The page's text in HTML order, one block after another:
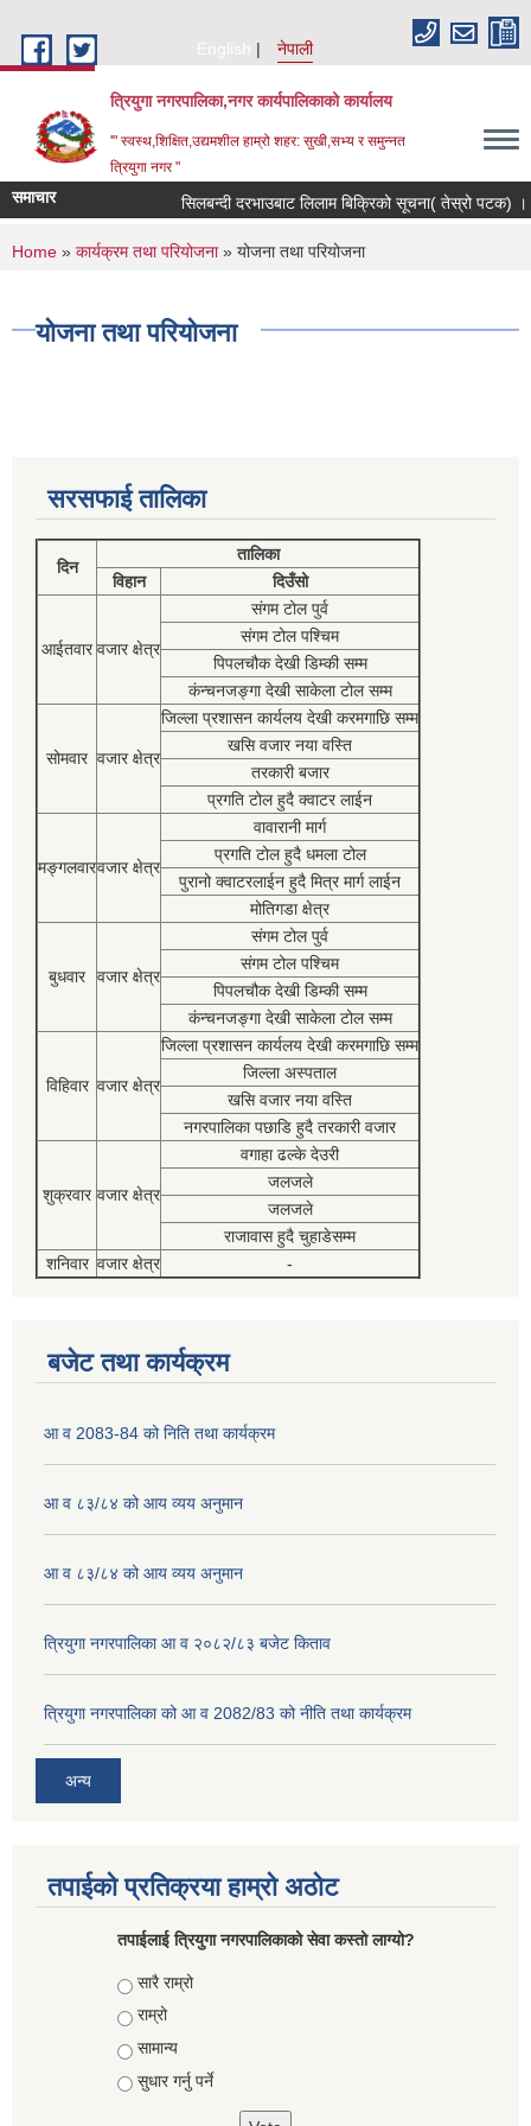
English
नेपाली
त्रियुगा नगरपालिका,नगर कार्यपालिकाको कार्यालय
'" स्वस्थ,शिक्षित,उद्यमशील हाम्रो शहर: सुखी,सभ्य र समुन्नत
त्रियुगा नगर "
समाचार सिलबन्दी दरभाउबाट लिलाम बिक्रिको सूचना( तेस्रो पटक) ।
You are here
Home » कार्यक्रम तथा परियोजना» योजना तथा परियोजना
योजना तथा परियोजना
सरसफाई तालिका
दिन
तालिका
विहान
दिउँसो
आईतवार वजार क्षेत्र
संगम टोल पुर्व
संगम टोल पश्चिम
पिपलचौक देखी डिम्की सम्म
कंन्चनजङ्गा देखी साकेला टोल सम्म
सोमवार वजार क्षेत्र
जिल्ला प्रशासन कार्यलय देखी करमगाछि सम्म
खसि वजार नया वस्ति
तरकारी बजार
प्रगति टोल हुदै क्वाटर लाईन
मङ्गलवारवजार क्षेत्र
वावारानी मार्ग
प्रगति टोल हुदै धमला टोल
पुरानो क्वाटरलाईन हुदै मित्र मार्ग लाईन
मोतिगडा क्षेत्र
बुधवार वजार क्षेत्र
संगम टोल पुर्व
संगम टोल पश्चिम
पिपलचौक देखी डिम्की सम्म
कंन्चनजङ्गा देखी साकेला टोल सम्म
विहिवार वजार क्षेत्र
जिल्ला प्रशासन कार्यलय देखी करमगाछि सम्म
जिल्ला अस्पताल
खसि वजार नया वस्ति
नगरपालिका पछाडि हुदै तरकारी वजार
शुक्रवार वजार क्षेत्र
वगाहा ढल्के देउरी
जलजले
जलजले
राजावास हुदै चुहाडेसम्म
शनिवार वजार क्षेत्र -
बजेट तथा कार्यक्रम
आ व 2083-84 को निति तथा कार्यक्रम
आ व ८३/८४ को आय व्यय अनुमान
आ व ८३/८४ को आय व्यय अनुमान
त्रियुगा नगरपालिका आ व २०८२/८३ बजेट किताव
त्रियुगा नगरपालिका को आ व 2082/83 को नीति तथा कार्यक्रम
अन्य
तपाईको प्रतिक्रया हाम्रो अठोट
तपाईलाई त्रियुगा नगरपालिकाको सेवा कस्तो लाग्यो?
Choices
सारै राम्रो
राम्रो
सामान्य
सुधार गर्नु पर्ने